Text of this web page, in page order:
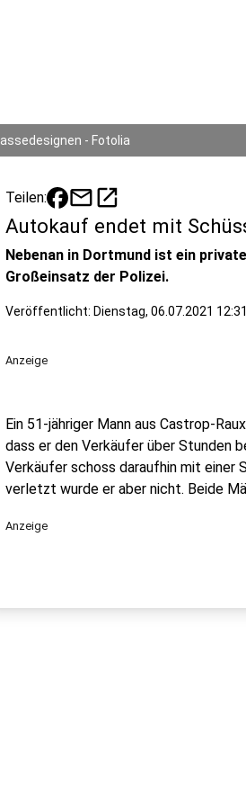
lassedesignen - Fotolia
Teilen: mailopen_in_new
Autokauf endet mit
Nebenan in Dortmund ist ein
Großeinsatz der Polizei.
Veröffentlicht: Dienstag, 06.07.2021 12:31
Anzeige
Ein 51-jähriger Mann aus Castrop-
dass er den Verkäufer über Stunden
Verkäufer schoss daraufhin mit einer
verletzt wurde er aber nicht. Beide
Anzeige